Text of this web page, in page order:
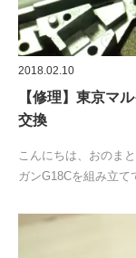
2018.02.10
【修理】東京マ
交換
こんにちは、おのま
ガンG18Cを組み立